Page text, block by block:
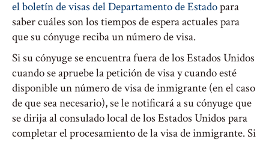
el boletín de visas del Departamento de Estadopara
saber cuáles son los tiempos de espera actuales para
que su cónyuge reciba un número de visa.
Si su cónyuge se encuentra fuera de los Estados Unidos
cuando se apruebe la petición de visa y cuando esté
disponible un número de visa de inmigrante (en el caso
de que sea necesario), se le notificará a su cónyuge que
se dirija al consulado local de los Estados Unidos para
completar el procesamiento de la visa de inmigrante. Si